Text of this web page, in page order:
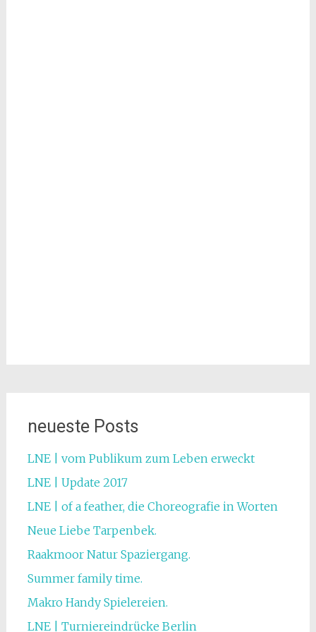
neueste Posts
LNE | vom Publikum zum Leben erweckt
LNE | Update 2017
LNE | of a feather, die Choreografie in Worten
Neue Liebe Tarpenbek.
Raakmoor Natur Spaziergang.
Summer family time.
Makro Handy Spielereien.
LNE | Turniereindrücke Berlin